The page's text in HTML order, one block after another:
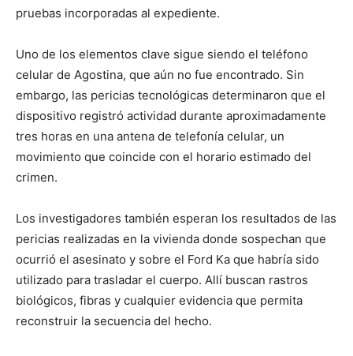
pruebas incorporadas al expediente.
Uno de los elementos clave sigue siendo el teléfono
celular de Agostina, que aún no fue encontrado. Sin
embargo, las pericias tecnológicas determinaron que el
dispositivo registró actividad durante aproximadamente
tres horas en una antena de telefonía celular, un
movimiento que coincide con el horario estimado del
crimen.
Los investigadores también esperan los resultados de las
pericias realizadas en la vivienda donde sospechan que
ocurrió el asesinato y sobre el Ford Ka que habría sido
utilizado para trasladar el cuerpo. Allí buscan rastros
biológicos, fibras y cualquier evidencia que permita
reconstruir la secuencia del hecho.